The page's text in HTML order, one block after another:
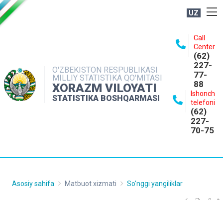
UZ
O'ZBEKISTON RESPUBLIKASI
MILLIY STATISTIKA QO'MITASI
XORAZM VILOYATI
STATISTIKA BOSHQARMASI
Call
Center
(62)
227-
77-
88
Ishonch
telefoni
(62)
227-
70-75
NASHRLAR
INTERAKTIV XIZMATLAR
MATBUOT XIZMATI
Asosiy sahifa Matbuot xizmati So'nggi yangiliklar